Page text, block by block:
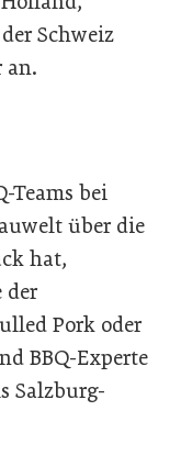
Schweiz
an.
Teams bei
über die
hat,
der
Pork oder
BBQ-Experte
Salzburg-